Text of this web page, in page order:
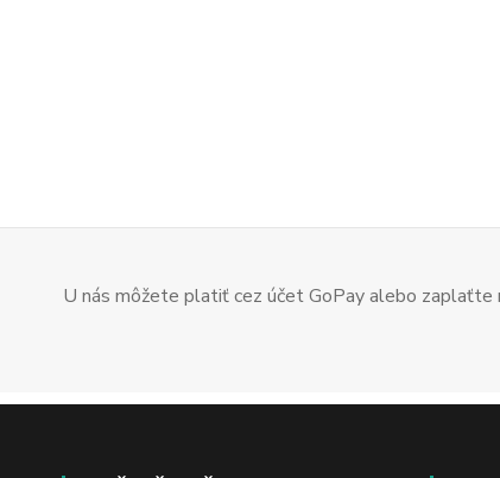
U nás môžete platiť cez účet GoPay alebo zaplaťte